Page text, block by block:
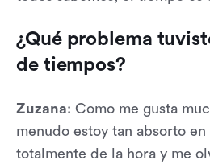
¿Qué problema
de tiempos?
Zuzana: Como me gusta
menudo estoy tan absorto
totalmente de la hora y me